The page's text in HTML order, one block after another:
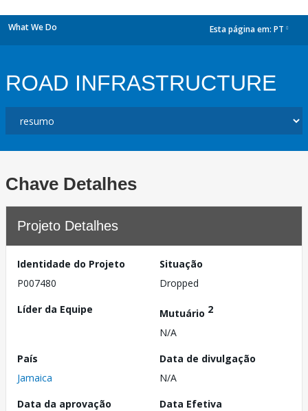
What We Do Esta página em: PT
ROAD INFRASTRUCTURE
Chave Detalhes
Projeto Detalhes
Identidade do Projeto
P007480
Situação
Dropped
Líder da Equipe
Mutuário 2
N/A
País
Jamaica
Data de divulgação
N/A
Data da aprovação
Data Efetiva